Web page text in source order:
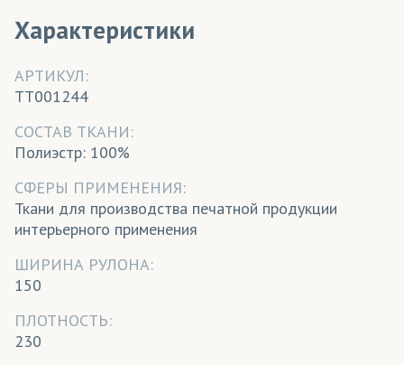
Характеристики
АРТИКУЛ:
TT001244
CОСТАВ ТКАНИ:
Полиэстр: 100%
СФЕРЫ ПРИМЕНЕНИЯ:
Ткани для производства печатной продукции
интерьерного применения
ШИРИНА РУЛОНА:
150
ПЛОТНОСТЬ:
230